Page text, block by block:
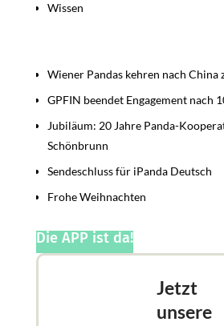
Wissen
Wiener Pandas kehren nach China
GPFIN beendet Engagement nach
Jubiläum: 20 Jahre Panda-
Schönbrunn
Sendeschluss für iPanda Deutsch
Frohe Weihnachten
Die APP ist da!
Jetzt
unsere